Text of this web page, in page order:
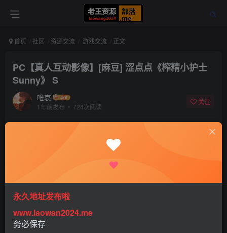
首页 社区 资源交流 游戏交流 正文
PC【真人互动影像】[麻豆] 涩点点《榨精小护士
Sunny》 S
唯哀
1年前发布 724次阅读
关注
该版块内容已隐藏，请登录后查看
登录后继续查看
永久地址发布啦
www.laowan2024.me
务必保存